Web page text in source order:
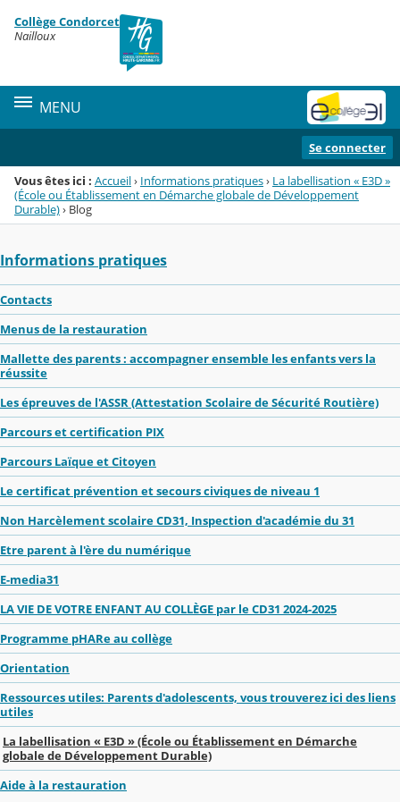
Menu de la rubrique
Contenu
Collège Condorcet
Nailloux
MENU
Se connecter
Vous êtes ici : Accueil› Informations pratiques› La labellisation « E3D »
(École ou Établissement en Démarche globale de Développement
Durable)› Blog
Informations pratiques
Contacts
Menus de la restauration
Mallette des parents : accompagner ensemble les enfants vers la
réussite
Les épreuves de l'ASSR (Attestation Scolaire de Sécurité Routière)
Parcours et certification PIX
Parcours Laïque et Citoyen
Le certificat prévention et secours civiques de niveau 1
Non Harcèlement scolaire CD31, Inspection d'académie du 31
Etre parent à l'ère du numérique
E-media31
LA VIE DE VOTRE ENFANT AU COLLÈGE par le CD31 2024-2025
Programme pHARe au collège
Orientation
Ressources utiles: Parents d'adolescents, vous trouverez ici des liens
utiles
La labellisation « E3D » (École ou Établissement en Démarche
globale de Développement Durable)
Aide à la restauration